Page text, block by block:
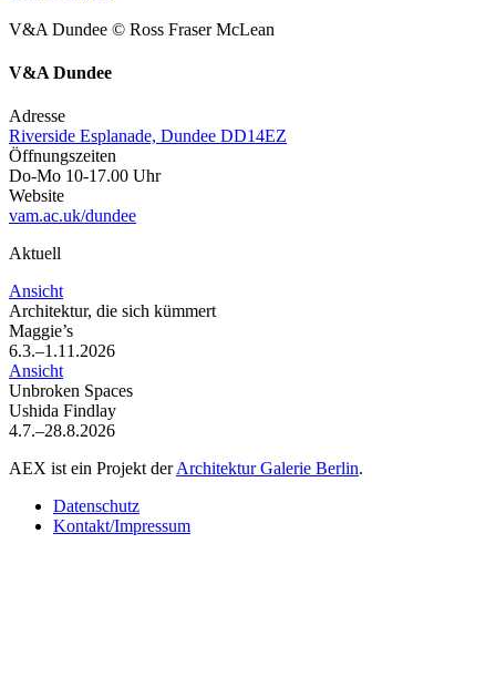
V&A Dundee © Ross Fraser McLean
V&A Dundee
Adresse
Riverside Esplanade, Dundee DD14EZ
Öffnungszeiten
Do-Mo 10-17.00 Uhr
Website
vam.ac.uk/dundee
Aktuell
Ansicht
Architektur, die sich kümmert
Maggie’s
6.3.–1.11.2026
Ansicht
Unbroken Spaces
Ushida Findlay
4.7.–28.8.2026
AEX ist ein Projekt derArchitektur Galerie Berlin.
Datenschutz
Kontakt/Impressum